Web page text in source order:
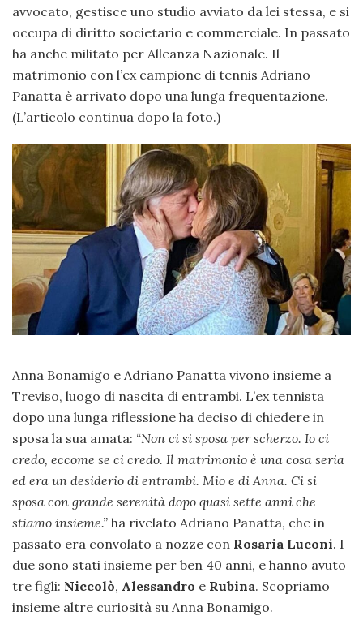
avvocato, gestisce uno studio avviato da lei stessa, e si
occupa di diritto societario e commerciale. In passato
ha anche militato per Alleanza Nazionale. Il
matrimonio con l’ex campione di tennis Adriano
Panatta è arrivato dopo una lunga frequentazione.
(L’articolo continua dopo la foto.)
Anna Bonamigo e Adriano Panatta vivono insieme a
Treviso, luogo di nascita di entrambi. L’ex tennista
dopo una lunga riflessione ha deciso di chiedere in
sposa la sua amata: “Non ci si sposa per scherzo. Io ci
credo, eccome se ci credo. Il matrimonio è una cosa seria
ed era un desiderio di entrambi. Mio e di Anna. Ci si
sposa con grande serenità dopo quasi sette anni che
stiamo insieme.” ha rivelato Adriano Panatta, che in
passato era convolato a nozze con Rosaria Luconi. I
due sono stati insieme per ben 40 anni, e hanno avuto
tre figli: Niccolò, Alessandro e Rubina. Scopriamo
insieme altre curiosità su Anna Bonamigo.